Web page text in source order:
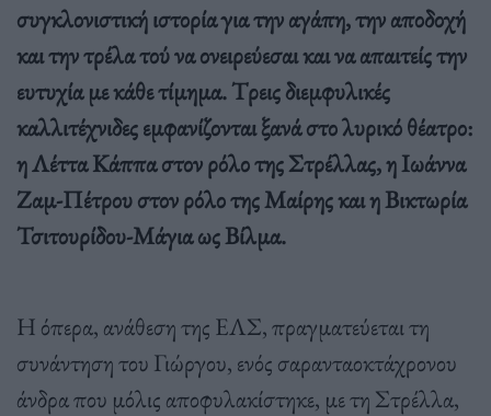
συγκλονιστική ιστορία για την αγάπη, την αποδοχή
και την τρέλα τού να ονειρεύεσαι και να απαιτείς την
ευτυχία με κάθε τίμημα. Tρεις διεμφυλικές
καλλιτέχνιδες εμφανίζονται ξανά στο λυρικό θέατρο:
η Λέττα Κάππα στον ρόλο της Στρέλλας, η Ιωάννα
Ζαμ-Πέτρου στον ρόλο της Μαίρης και η Βικτωρία
Τσιτουρίδου-Μάγια ως Βίλμα.
Η όπερα, ανάθεση της ΕΛΣ, πραγματεύεται τη
συνάντηση του Γιώργου, ενός σαρανταοκτάχρονου
άνδρα που μόλις αποφυλακίστηκε, με τη Στρέλλα,